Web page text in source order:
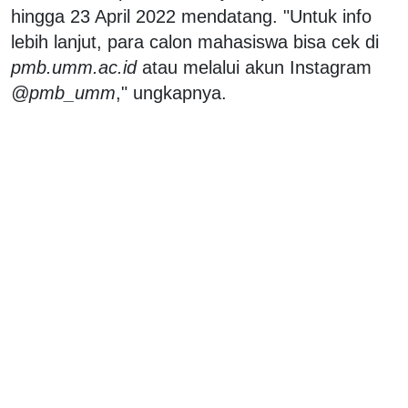
hingga 23 April 2022 mendatang. "Untuk info
lebih lanjut, para calon mahasiswa bisa cek di
pmb.umm.ac.idatau melalui akun Instagram
@pmb_umm," ungkapnya.